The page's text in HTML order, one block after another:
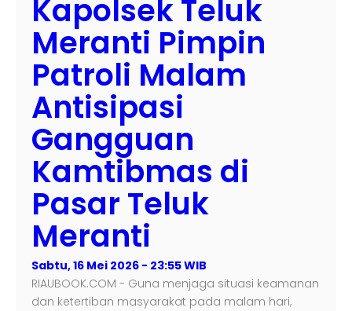
Kapolsek Teluk
Meranti Pimpin
Patroli Malam
Antisipasi
Gangguan
Kamtibmas di
Pasar Teluk
Meranti
Sabtu, 16 Mei 2026 - 23:55 WIB
RIAUBOOK.COM - Guna menjaga situasi keamanan
dan ketertiban masyarakat pada malam hari,